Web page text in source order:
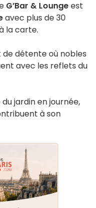
G’Bar & Loungeest
avec plus de 30
la carte.
de détente où nobles
avec les reflets du
jardin en journée,
à son